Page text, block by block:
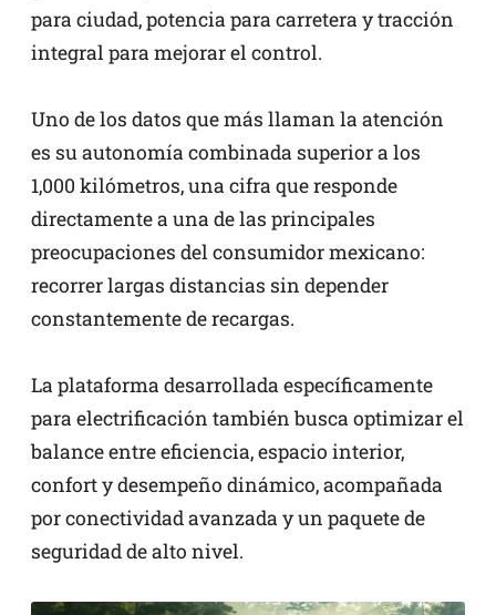
para ciudad, potencia para carretera y tracción
integral para mejorar el control.
Uno de los datos que más llaman la atención
es su autonomía combinada superior a los
1,000 kilómetros, una cifra que responde
directamente a una de las principales
preocupaciones del consumidor mexicano:
recorrer largas distancias sin depender
constantemente de recargas.
La plataforma desarrollada específicamente
para electrificación también busca optimizar el
balance entre eficiencia, espacio interior,
confort y desempeño dinámico, acompañada
por conectividad avanzada y un paquete de
seguridad de alto nivel.